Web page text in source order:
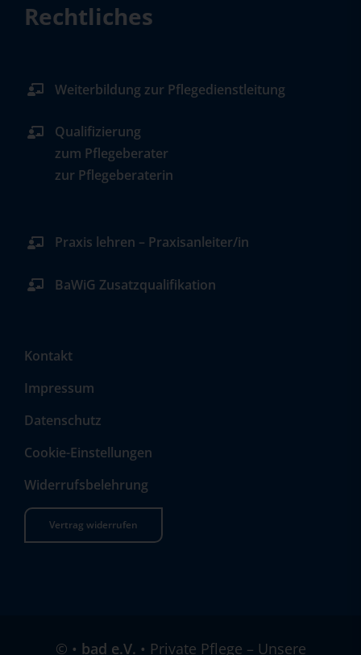
Rechtliches
Weiterbildung zur Pflegedienstleitung
Qualifizierung
zum Pflegeberater
zur Pflegeberaterin
Praxis lehren – Praxisanleiter/in
BaWiG Zusatzqualifikation
Kontakt
Impressum
Datenschutz
Cookie-Einstellungen
Widerrufsbelehrung
Vertrag widerrufen
© • bad e.V. • Private Pflege – Unsere